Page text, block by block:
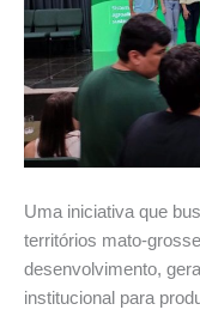
Uma iniciativa que
territórios mato-
desenvolvimento,
institucional para